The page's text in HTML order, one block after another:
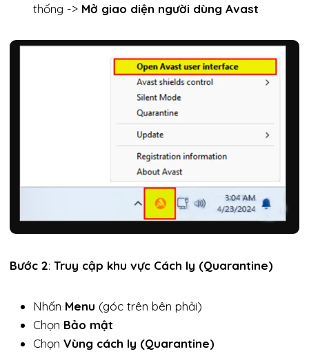
thống -> Mở giao diện người dùng Avast
Bước 2: Truy cập khu vực Cách ly (Quarantine)
Nhấn Menu (góc trên bên phải)
Chọn Bảo mật
Chọn Vùng cách ly (Quarantine)